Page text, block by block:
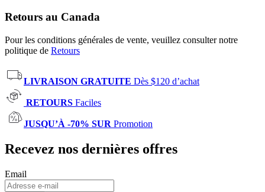
Retours au Canada
Pour les conditions générales de vente, veuillez consulter notre
politique de Retours
LIVRAISON GRATUITE Dès $120 d’achat
RETOURS Faciles
JUSQU’À -70% SUR Promotion
Recevez nos dernières offres
Email